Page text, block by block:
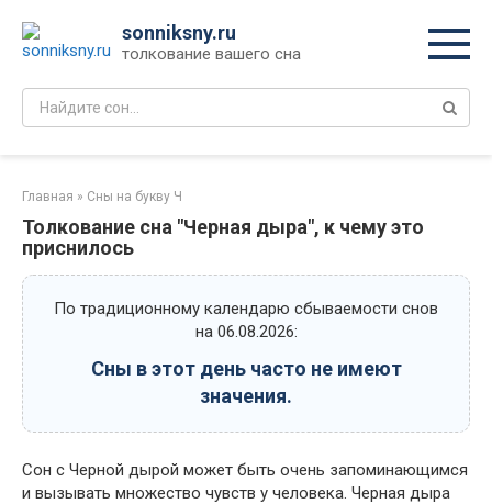
контенту
sonniksny.ru
толкование вашего сна
Поиск:
Главная » Сны на букву Ч
Толкование сна "Черная дыра", к чему это
приснилось
По традиционному календарю сбываемости снов
на 06.08.2026:
Сны в этот день часто не имеют
значения.
Сон с Черной дырой может быть очень запоминающимся
и вызывать множество чувств у человека. Черная дыра